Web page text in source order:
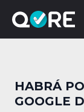
HABRÁ
GOOGLE